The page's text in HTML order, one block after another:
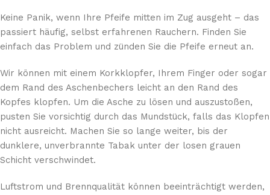
Keine Panik, wenn Ihre Pfeife mitten im Zug ausgeht – das
passiert häufig, selbst erfahrenen Rauchern. Finden Sie
einfach das Problem und zünden Sie die Pfeife erneut an.
Wir können mit einem Korkklopfer, Ihrem Finger oder sogar
dem Rand des Aschenbechers leicht an den Rand des
Kopfes klopfen. Um die Asche zu lösen und auszustoßen,
pusten Sie vorsichtig durch das Mundstück, falls das Klopfen
nicht ausreicht. Machen Sie so lange weiter, bis der
dunklere, unverbrannte Tabak unter der losen grauen
Schicht verschwindet.
Luftstrom und Brennqualität können beeinträchtigt werden,